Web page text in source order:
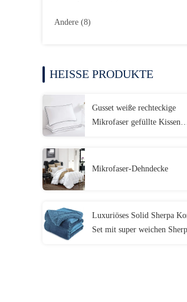
Andere (8)
HEISSE PRODUKTE
Gusset weiße rechteckige
Mikrofaser gefüllte Kissen
Mikrofaser-Dehndecke
Luxuriöses Solid Sherpa
Set mit super weichen